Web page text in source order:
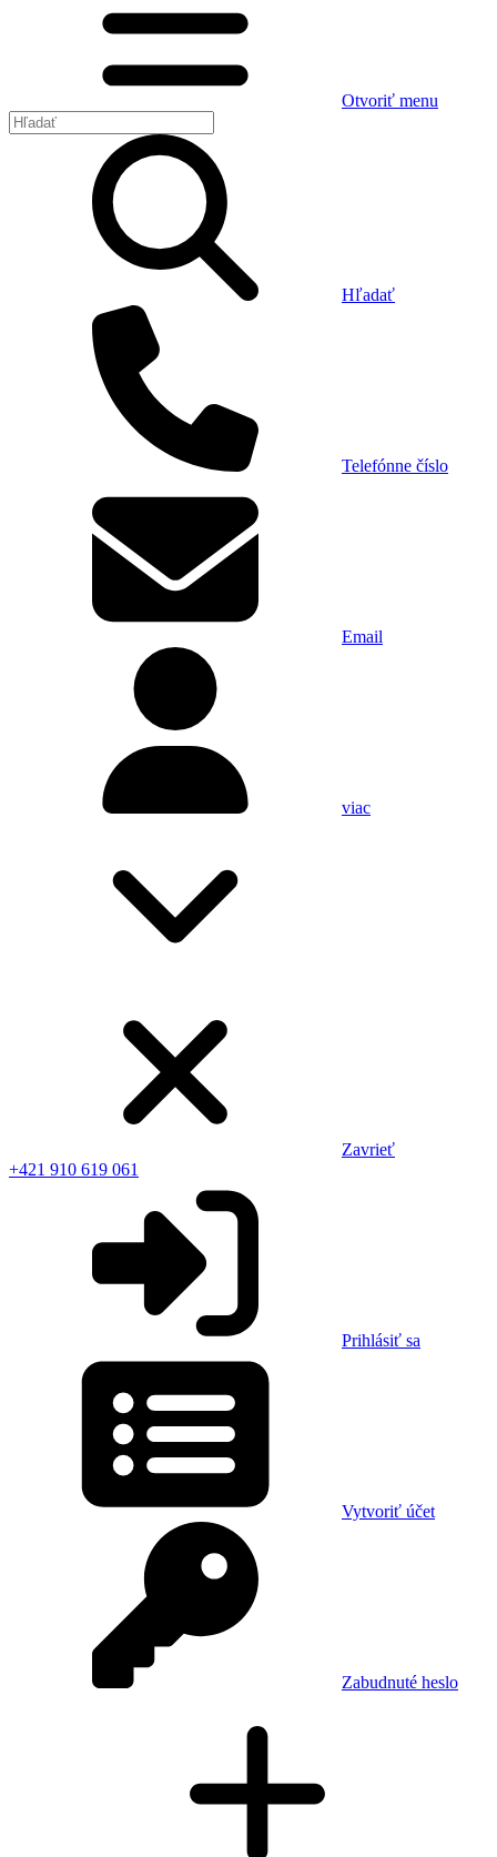
Otvoriť menu
Hľadať
Telefónne číslo
Email
viac
Zavrieť
+421 910 619 061
Prihlásiť sa
Vytvoriť účet
Zabudnuté heslo